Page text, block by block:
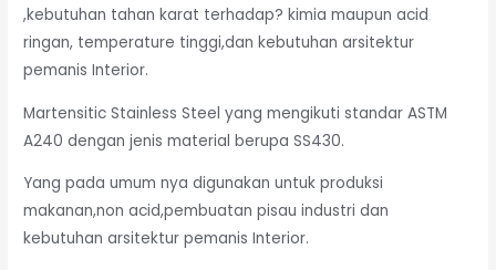
,kebutuhan tahan karat terhadap? kimia maupun acid
ringan, temperature tinggi,dan kebutuhan arsitektur
pemanis Interior.
Martensitic Stainless Steel yang mengikuti standar ASTM
A240 dengan jenis material berupa SS430.
Yang pada umum nya digunakan untuk produksi
makanan,non acid,pembuatan pisau industri dan
kebutuhan arsitektur pemanis Interior.